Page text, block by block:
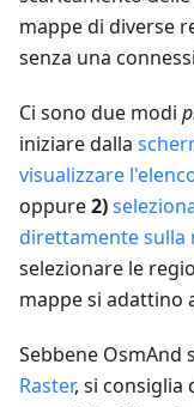
mappe di diverse
senza una
Ci sono due modi
iniziare dalla
visualizzare
oppure2)
direttamente sulla
selezionare le
mappe si adattino
Sebbene OsmAnd
Raster, si consiglia